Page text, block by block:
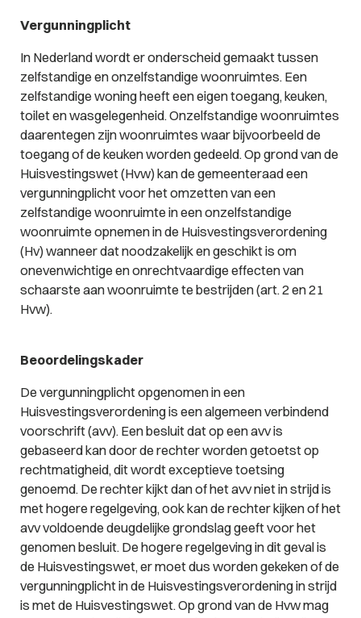
Vergunningplicht
In Nederland wordt er onderscheid gemaakt tussen
zelfstandige en onzelfstandige woonruimtes. Een
zelfstandige woning heeft een eigen toegang, keuken,
toilet en wasgelegenheid. Onzelfstandige woonruimtes
daarentegen zijn woonruimtes waar bijvoorbeeld de
toegang of de keuken worden gedeeld. Op grond van de
Huisvestingswet (Hvw) kan de gemeenteraad een
vergunningplicht voor het omzetten van een
zelfstandige woonruimte in een onzelfstandige
woonruimte opnemen in de Huisvestingsverordening
(Hv) wanneer dat noodzakelijk en geschikt is om
onevenwichtige en onrechtvaardige effecten van
schaarste aan woonruimte te bestrijden (art. 2 en 21
Hvw).
Beoordelingskader
De vergunningplicht opgenomen in een
Huisvestingsverordening is een algemeen verbindend
voorschrift (avv). Een besluit dat op een avv is
gebaseerd kan door de rechter worden getoetst op
rechtmatigheid, dit wordt exceptieve toetsing
genoemd. De rechter kijkt dan of het avv niet in strijd is
met hogere regelgeving, ook kan de rechter kijken of het
avv voldoende deugdelijke grondslag geeft voor het
genomen besluit. De hogere regelgeving in dit geval is
de Huisvestingswet, er moet dus worden gekeken of de
vergunningplicht in de Huisvestingsverordening in strijd
is met de Huisvestingswet. Op grond van de Hvw mag